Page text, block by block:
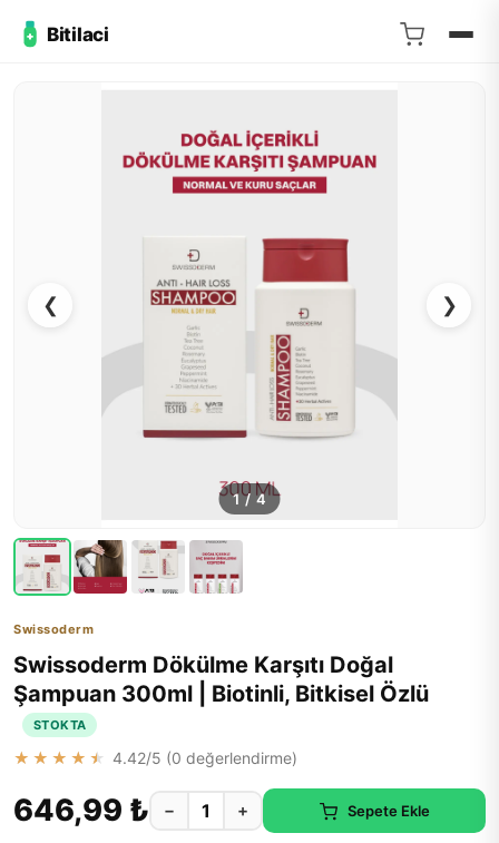
Bitilaci
❮ ❯
1/ 4
Swissoderm
Swissoderm Dökülme Karşıtı Doğal
Şampuan 300ml | Biotinli, Bitkisel Özlü
STOKTA
★★★★★ 4.42/5 (0 değerlendirme)
646,99 ₺ − + Sepete Ekle